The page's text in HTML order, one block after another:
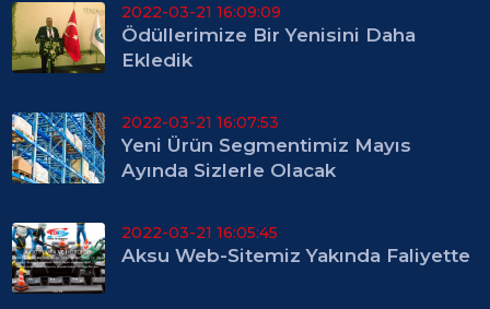
2022-03-21 16:09:09
Ödüllerimize Bir Yenisini Daha
Ekledik
2022-03-21 16:07:53
Yeni Ürün Segmentimiz Mayıs
Ayında Sizlerle Olacak
2022-03-21 16:05:45
Aksu Web-Sitemiz Yakında Faliyette